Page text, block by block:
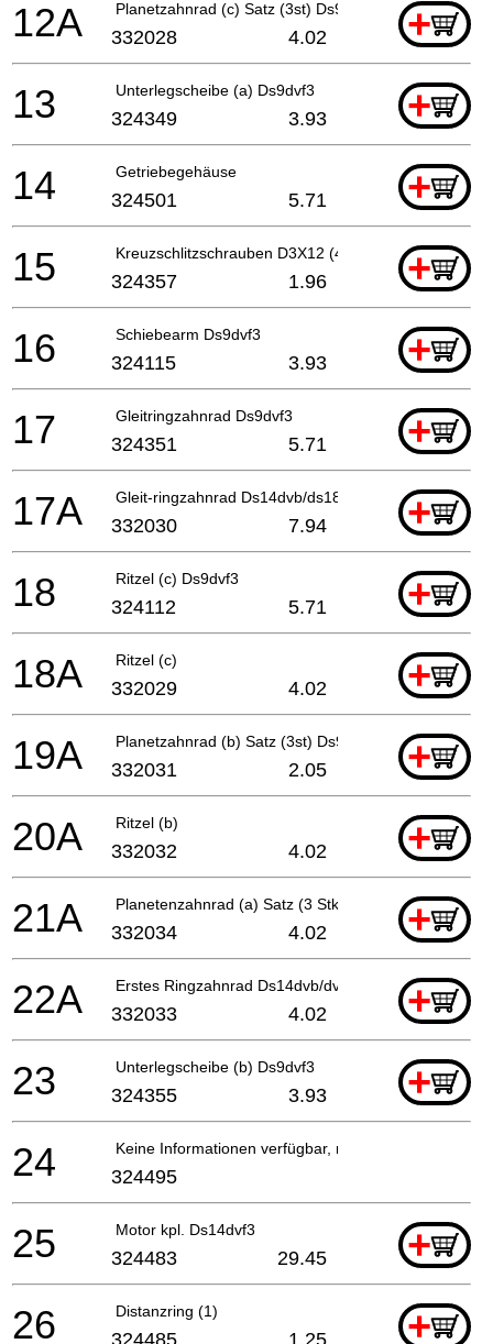
Planetzahnrad (c) Satz (3st) Ds9dva/ds10dv2/ds12d
+
12A 332028 4.02
Unterlegscheibe (a) Ds9dvf3 +
13 324349 3.93
Getriebegehäuse +
14 324501 5.71
Kreuzschlitzschrauben D3X12 (4 Stück) +
15 324357 1.96
Schiebearm Ds9dvf3 +
16 324115 3.93
Gleitringzahnrad Ds9dvf3 +
17 324351 5.71
Gleit-ringzahnrad Ds14dvb/ds18dvb Dv12dv/dv14dv/d
+
17A 332030 7.94
Ritzel (c) Ds9dvf3 +
18 324112 5.71
Ritzel (c) +
18A 332029 4.02
Planetzahnrad (b) Satz (3st) Ds9dva/ds12dva/ds14d
+
19A 332031 2.05
Ritzel (b) +
20A 332032 4.02
Planetenzahnrad (a) Satz (3 Stk.) +
21A 332034 4.02
Erstes Ringzahnrad Ds14dvb/dv12dv Ds18dvb/
+
22A 332033 4.02
Unterlegscheibe (b) Ds9dvf3 +
23 324355 3.93
Keine Informationen verfügbar, nicht bestellbar
24 324495
Motor kpl. Ds14dvf3 +
25 324483 29.45
Distanzring (1) +
26 324485 1.25